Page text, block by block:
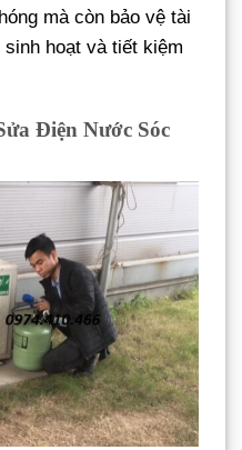
mà còn bảo vệ tài
hoạt và tiết kiệm
Điện Nước Sóc